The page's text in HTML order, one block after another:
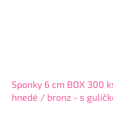
Sponky 6 cm BOX 300
hnedé / bronz - s